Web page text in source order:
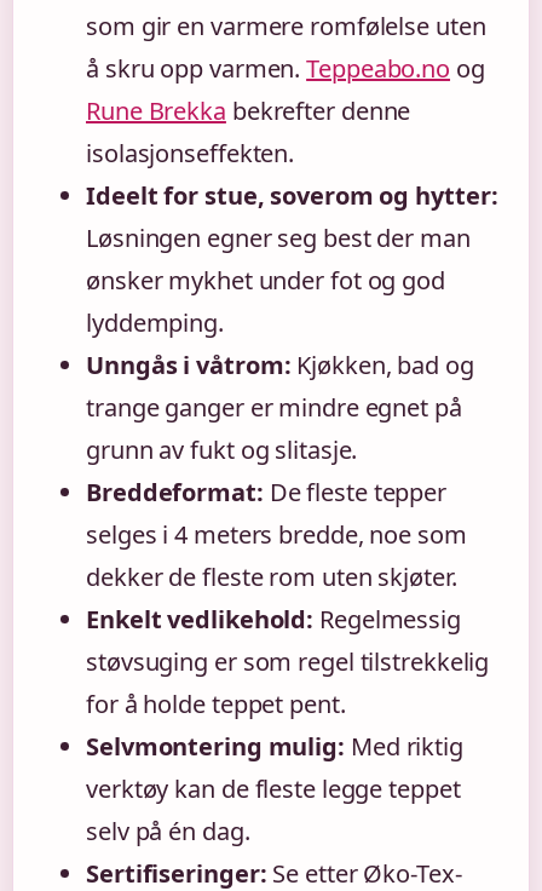
som gir en varmere romfølelse uten
å skru opp varmen.Teppeabo.no og
Rune Brekka bekrefter denne
isolasjonseffekten.
Ideelt for stue, soverom og hytter:
Løsningen egner seg best der man
ønsker mykhet under fot og god
lyddemping.
Unngås i våtrom: Kjøkken, bad og
trange ganger er mindre egnet på
grunn av fukt og slitasje.
Breddeformat: De fleste tepper
selges i 4 meters bredde, noe som
dekker de fleste rom uten skjøter.
Enkelt vedlikehold: Regelmessig
støvsuging er som regel tilstrekkelig
for å holde teppet pent.
Selvmontering mulig: Med riktig
verktøy kan de fleste legge teppet
selv på én dag.
Sertifiseringer: Se etter Øko-Tex-